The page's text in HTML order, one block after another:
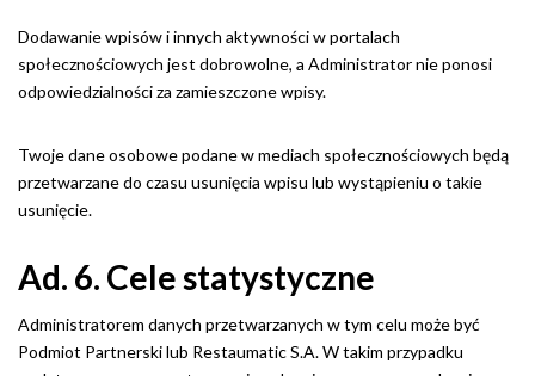
Dodawanie wpisów i innych aktywności w portalach
społecznościowych jest dobrowolne, a Administrator nie ponosi
odpowiedzialności za zamieszczone wpisy.
Twoje dane osobowe podane w mediach społecznościowych będą
przetwarzane do czasu usunięcia wpisu lub wystąpieniu o takie
usunięcie.
Ad. 6. Cele statystyczne
Administratorem danych przetwarzanych w tym celu może być
Podmiot Partnerski lub Restaumatic S.A. W takim przypadku